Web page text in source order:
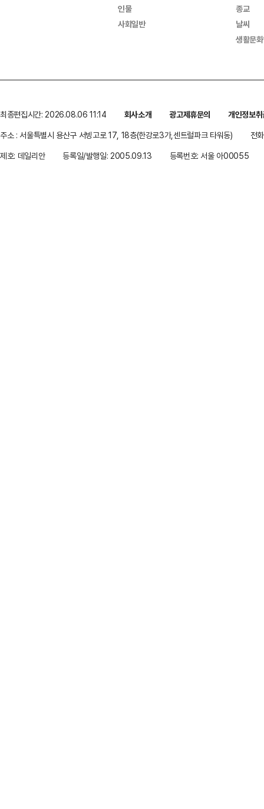
인물
사회일반
종교
날씨
생활문
최종편집시간: 2026.08.06 11:14 회사소개 광고제휴문의
개인정보
주소 : 서울특별시 용산구 서빙고로 17, 18층(한강로3가,센트럴파크 타워동)
전
제호: 데일리안
등록일/발행일: 2005.09.13 등록번호: 서울 아00055